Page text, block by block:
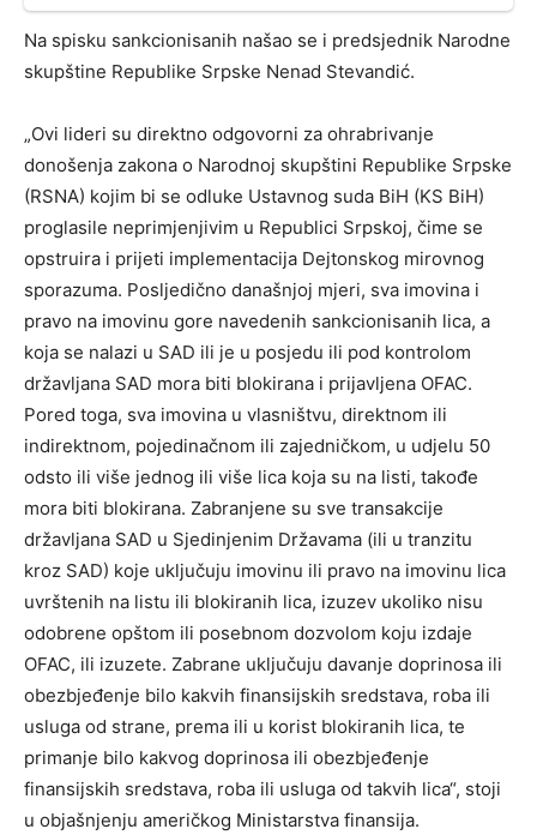
Na spisku sankcionisanih našao se i predsjednik Narodne
skupštine Republike Srpske Nenad Stevandić.
„Ovi lideri su direktno odgovorni za ohrabrivanje
donošenja zakona o Narodnoj skupštini Republike Srpske
(RSNA) kojim bi se odluke Ustavnog suda BiH (KS BiH)
proglasile neprimjenjivim u Republici Srpskoj, čime se
opstruira i prijeti implementacija Dejtonskog mirovnog
sporazuma. Posljedično današnjoj mjeri, sva imovina i
pravo na imovinu gore navedenih sankcionisanih lica, a
koja se nalazi u SAD ili je u posjedu ili pod kontrolom
državljana SAD mora biti blokirana i prijavljena OFAC.
Pored toga, sva imovina u vlasništvu, direktnom ili
indirektnom, pojedinačnom ili zajedničkom, u udjelu 50
odsto ili više jednog ili više lica koja su na listi, takođe
mora biti blokirana. Zabranjene su sve transakcije
državljana SAD u Sjedinjenim Državama (ili u tranzitu
kroz SAD) koje uključuju imovinu ili pravo na imovinu lica
uvrštenih na listu ili blokiranih lica, izuzev ukoliko nisu
odobrene opštom ili posebnom dozvolom koju izdaje
OFAC, ili izuzete. Zabrane uključuju davanje doprinosa ili
obezbjeđenje bilo kakvih finansijskih sredstava, roba ili
usluga od strane, prema ili u korist blokiranih lica, te
primanje bilo kakvog doprinosa ili obezbjeđenje
finansijskih sredstava, roba ili usluga od takvih lica“, stoji
u objašnjenju američkog Ministarstva finansija.